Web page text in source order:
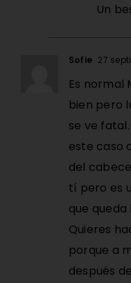
Un
Sofie 27
Es normal
bien pero
se ve
este caso
del
tí pero es
que queda
Quieres
porque a
después